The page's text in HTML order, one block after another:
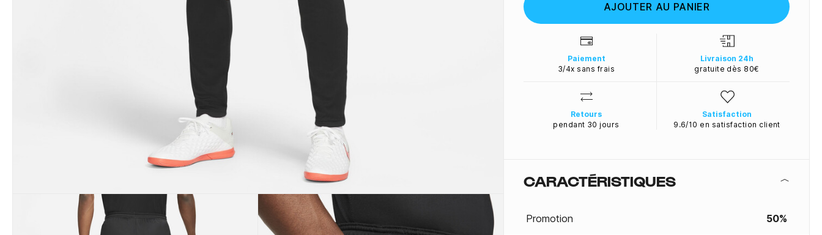
AJOUTER AU PANIER
Paiement
3/4x sans frais
Livraison 24h
gratuite dès 80€
Retours
pendant 30 jours
Satisfaction
9.6/10 en satisfaction client
CARACTÉRISTIQUES
Promotion 50%